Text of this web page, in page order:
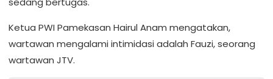
Ketua PWI Pamekasan Hairul Anam mengatakan,
wartawan mengalami intimidasi adalah Fauzi, seorang
wartawan JTV.